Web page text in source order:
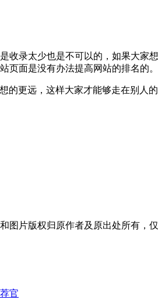
收录太少也是不可以的，如果大
页面是没有办法提高网站的排名的。
的更远，这样大家才能够走在别
片版权归原作者及原出处所有，
官